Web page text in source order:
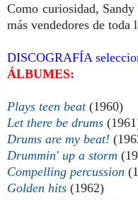
Como curiosidad,
más vendedores de
DISCOGRAFÍA
ÁLBUMES:
Plays teen beat (1960)
Let there be drums
Drums are my beat!
Drummin' up a storm
Compelling percussion
Golden hits (1962)